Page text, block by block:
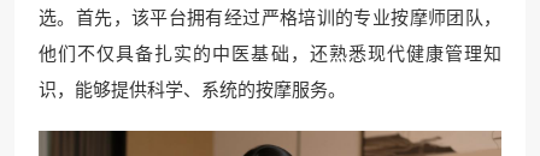
选。首先，该平台拥有经过严格培训的专业按摩师团队，
他们不仅具备扎实的中医基础，还熟悉现代健康管理知
识，能够提供科学、系统的按摩服务。